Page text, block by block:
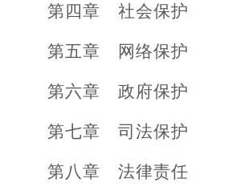
第四章 社会保护
第五章 网络保护
第六章 政府保护
第七章 司法保护
第八章 法律责任